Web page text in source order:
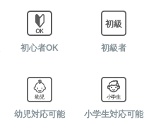
初心者OK 初級者
幼児対応可能 小学生対応可能
- -
- -